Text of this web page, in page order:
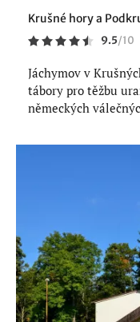
Krušné hory a
9.5/10
Jáchymov v
tábory pro těžbu
německých